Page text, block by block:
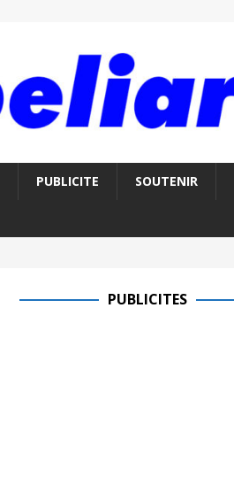
PUBLICITE SOUTENIR
PUBLICITES